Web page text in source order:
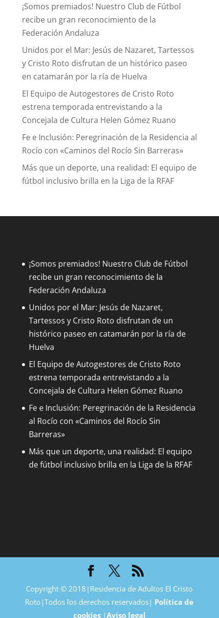
¡Somos premiados! Nuestro Club de Fútbol
recibe un gran reconocimiento de la
Federación Andaluza
Unidos por el Mar: Jesús de Nazaret, Tartessos
y Cristo Roto disfrutan de un histórico paseo
en catamarán por la ría de Huelva
El Equipo de Autogestores de Cristo Roto
estrena temporada entrevistando a la
Concejala de Cultura Helen Gómez Ruano
Fe e Inclusión: Peregrinación de la Residencia al
Rocío con «Caminos del Rocío Sin Barreras»
Más que un deporte, una realidad: El equipo de
fútbol inclusivo brilla en la Liga de la RFAF
¡Somos premiados! Nuestro Club de Fútbol
recibe un gran reconocimiento de la
Federación Andaluza
Unidos por el Mar: Jesús de Nazaret,
Tartessos y Cristo Roto disfrutan de un
histórico paseo en catamarán por la ría de
Huelva
El Equipo de Autogestores de Cristo Roto
estrena temporada entrevistando a la
Concejala de Cultura Helen Gómez Ruano
Fe e Inclusión: Peregrinación de la Residencia
al Rocío con «Caminos del Rocío Sin
Barreras»
Más que un deporte, una realidad: El equipo
de fútbol inclusivo brilla en la Liga de la RFAF
Copyright © 2018|Residencia de Adultos El Cristo
Roto|Todos los derechos reservados| Política de
cookies|Aviso legal